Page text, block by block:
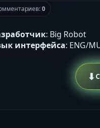
0
: Big Robot
интерфейса: ENG/
⬇